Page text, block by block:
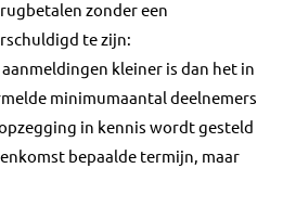
zonder een
te zijn:
kleiner is dan het in
minimumaantal deelnemers
in kennis wordt gesteld
bepaalde termijn, maar